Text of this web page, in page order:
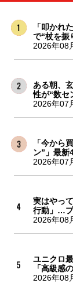
「叩かれ
で“杖を振
2026年08
ある朝、
性が“数セ
2026年07
「今から
ン”」最新
2026年07
実はやっ
行動」…プ
2026年08
ユニクロ
「高級感
2026年08